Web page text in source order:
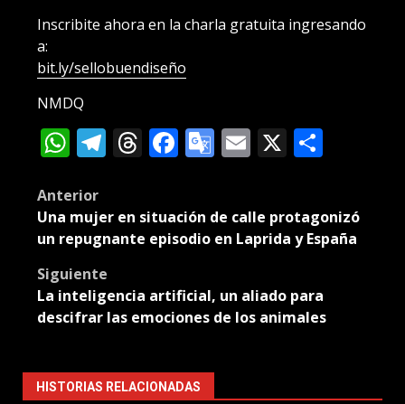
Inscribite ahora en la charla gratuita ingresando
a:
bit.ly/sellobuendiseño
NMDQ
WhatsApp
Telegram
Threads
Facebook
Google
Email
X
Post
navigation
Anterior
Una mujer en situación de calle protagonizó
un repugnante episodio en Laprida y España
Siguiente
La inteligencia artificial, un aliado para
descifrar las emociones de los animales
HISTORIAS RELACIONADAS